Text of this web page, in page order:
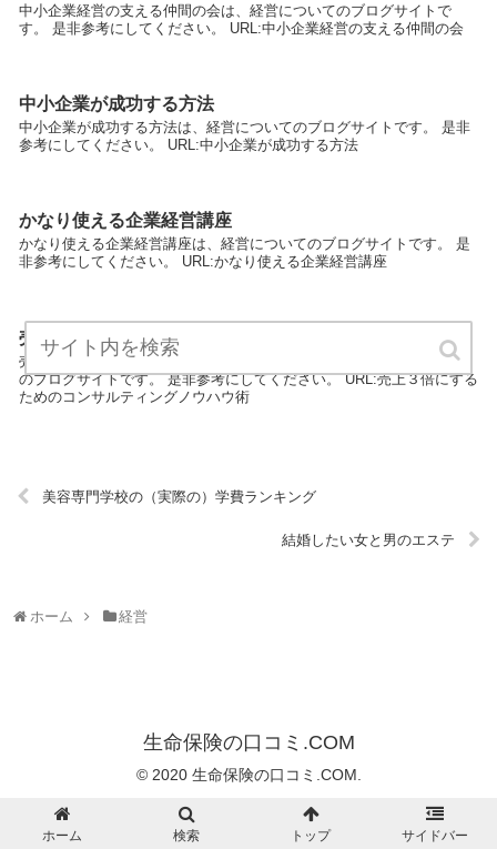
中小企業経営の支える仲間の会は、経営についてのブログサイトで
す。 是非参考にしてください。 URL:中小企業経営の支える仲間の会
中小企業が成功する方法
中小企業が成功する方法は、経営についてのブログサイトです。 是非
参考にしてください。 URL:中小企業が成功する方法
かなり使える企業経営講座
かなり使える企業経営講座は、経営についてのブログサイトです。 是
非参考にしてください。 URL:かなり使える企業経営講座
売上３倍にするためのコンサルティングノウハウ術
売上３倍にするためのコンサルティングノウハウ術は、経営について
のブログサイトです。 是非参考にしてください。 URL:売上３倍にする
ためのコンサルティングノウハウ術
美容専門学校の（実際の）学費ランキング
結婚したい女と男のエステ
ホーム 経営
生命保険の口コミ.COM
© 2020 生命保険の口コミ.COM.
ホーム 検索 トップ サイドバー